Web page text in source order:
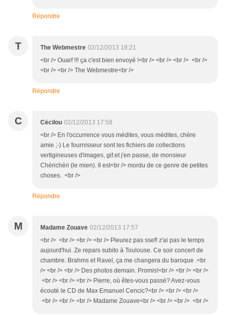
Répondre
T The Webmestre 02/12/2013 18:21
<br /> Ouarf !!! ça c'est bien envoyé !<br /> <br /> <br /> <br />
<br /> <br /> The Webmestre<br />
Répondre
C Cėcilou 02/12/2013 17:58
<br /> En l'occurrence vous médites, vous médites, chère
amie ;-) Le fournisseur sont les fichiers de collections
vertigineuses d'images, gif.et j'en passe, de monsieur
Chérichéri (le mien). Il est<br /> mordu de ce genre de petites
choses. <br />
Répondre
M Madame Zouave 02/12/2013 17:57
<br /> <br /> <br /> <br /> Pleurez pas ssef! z'ai pas le temps
aujourd'hui. Ze repars subito à Toulouse. Ce soir concert de
chambre. Brahms et Ravel, ça me changera du baroque .<br
/> <br /> <br /> Des photos demain. Promis!<br /> <br /> <br />
<br /> <br /> <br /> Pierre, où êtes-vous passé? Avez-vous
écouté le CD de Max Emanuel Cencic?<br /> <br /> <br />
<br /> <br /> <br /> Madame Zouave<br /> <br /> <br /> <br />